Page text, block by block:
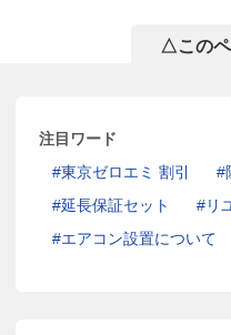
△この
注目ワード
東京ゼロエミ 割引
延長保証セット
リ
エアコン設置について